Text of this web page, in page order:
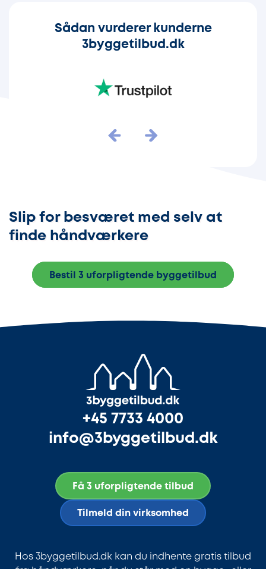
Sådan vurderer kunderne
3byggetilbud.dk
Slip for besværet med selv at
finde håndværkere
Bestil 3 uforpligtende byggetilbud
+45 7733 4000
info@3byggetilbud.dk
Få 3 uforpligtende tilbud
Tilmeld din virksomhed
Hos 3byggetilbud.dk kan du indhente gratis tilbud